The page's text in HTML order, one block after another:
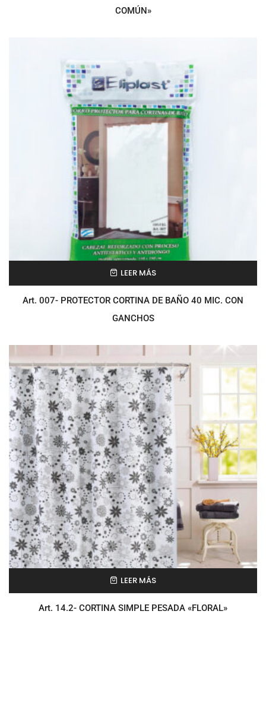
COMÚN»
LEER MÁS
Art. 007- PROTECTOR CORTINA DE BAÑO 40 MIC. CON
GANCHOS
LEER MÁS
Art. 14.2- CORTINA SIMPLE PESADA «FLORAL»